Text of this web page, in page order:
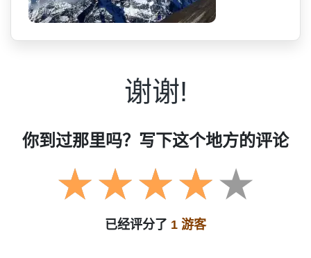
谢谢!
你到过那里吗？写下这个地方的评论
已经评分了 1 游客